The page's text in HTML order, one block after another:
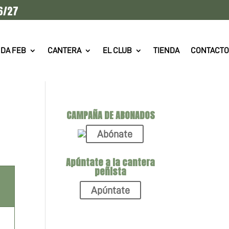
27
FEB CANTERA EL CLUB TIENDA CONTACTO
CAMPAÑA DE ABONADOS
Abónate
Apúntate a la cantera
peñista
Apúntate